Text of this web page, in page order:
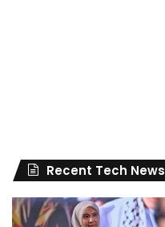
Recent Tech News